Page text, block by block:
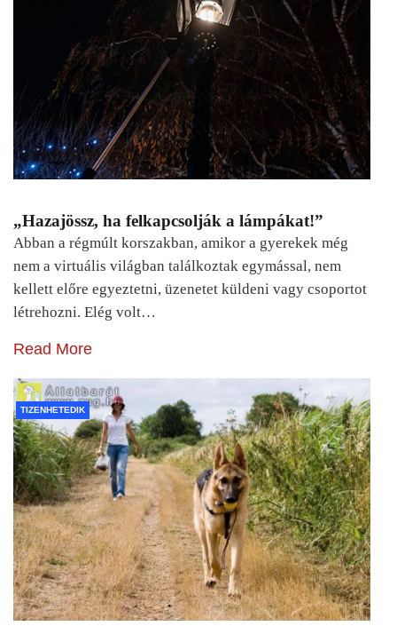
„Hazajössz, ha felkapcsolják a lámpákat!”
Abban a régmúlt korszakban, amikor a gyerekek még
nem a virtuális világban találkoztak egymással, nem
kellett előre egyeztetni, üzenetet küldeni vagy csoportot
létrehozni. Elég volt…
Read More
TIZENHETEDIK